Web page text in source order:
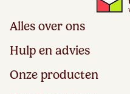
Alles over ons
Home
Over
Bestellen
Hulp en advies
Volg Je Bestelling
Levering
Onze producten